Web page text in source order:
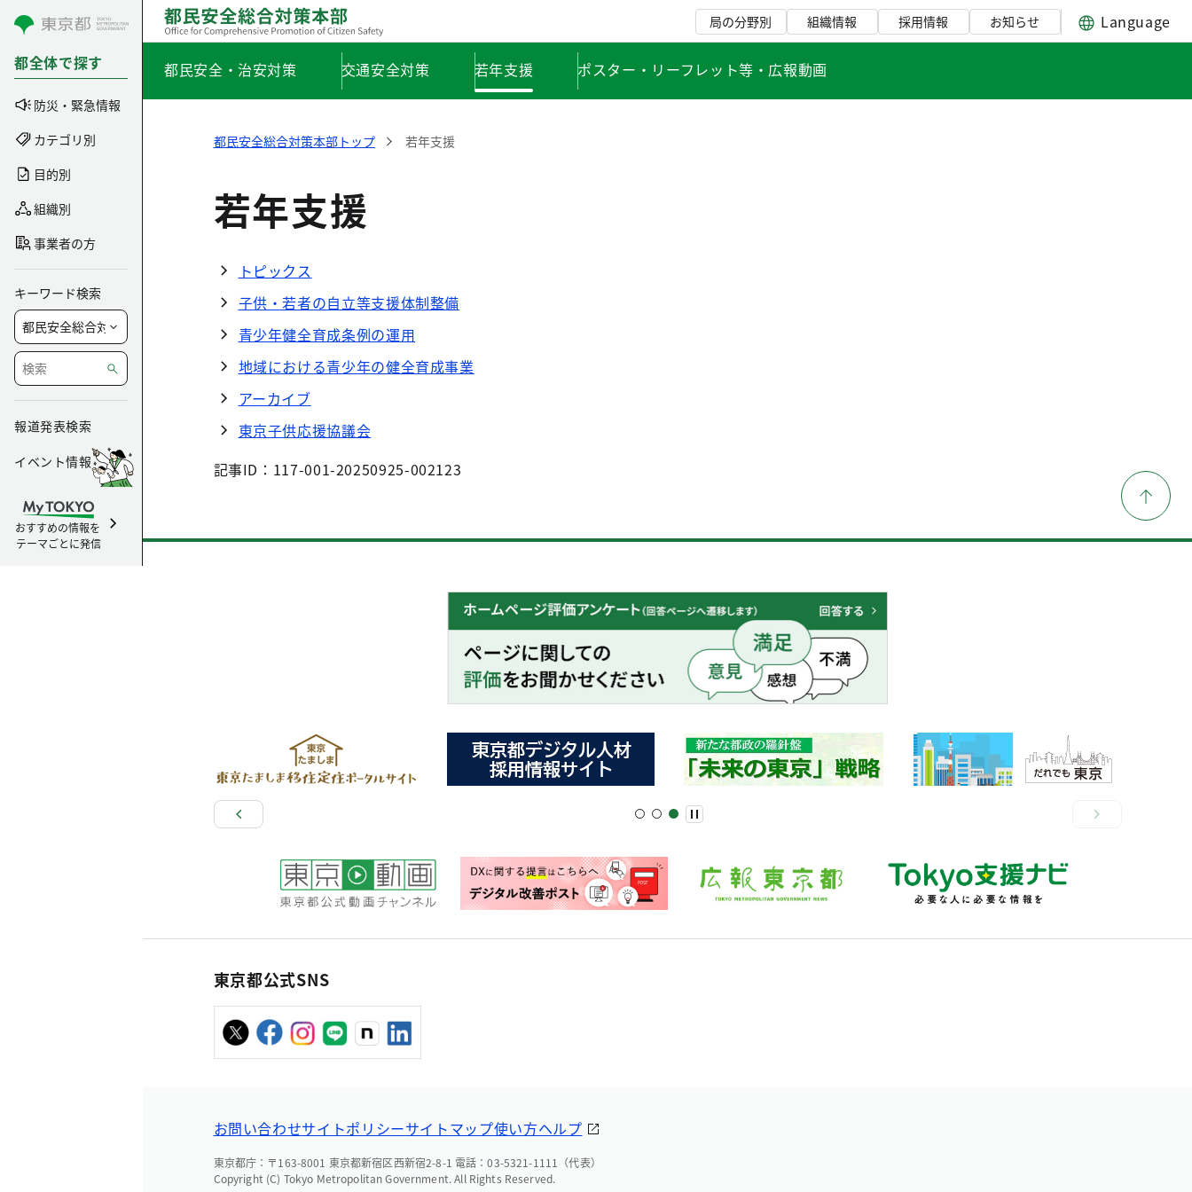
コンテンツにスキップ
都全体で探す
防災・緊急情報
カテゴリ別
目的別
組織別
事業者の方
キーワード検索
報道発表検索
イベント情報
おすすめの情報を
テーマごとに発信
局の分野別 組織情報 採用情報 お知らせ Language
都民安全・治安対策 交通安全対策 若年支援 ポスター・リーフレット等・広報動画
都民安全総合対策本部トップ 若年支援
若年支援
トピックス
子供・若者の自立等支援体制整備
青少年健全育成条例の運用
地域における青少年の健全育成事業
アーカイブ
東京子供応援協議会
記事ID：117-001-20250925-002123
東京都公式SNS
お問い合わせサイトポリシーサイトマップ使い方ヘルプ
東京都庁：〒163-8001 東京都新宿区西新宿2-8-1 電話：03-5321-1111（代表）
Copyright (C) Tokyo Metropolitan Government. All Rights Reserved.